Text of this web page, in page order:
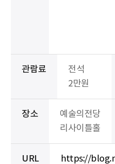
관람료
전석
2만원
장소
예술의전당
리사이틀홀
URL https://